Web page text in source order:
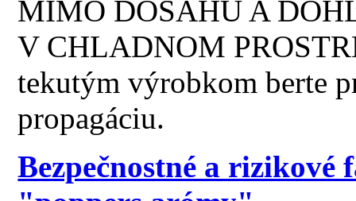
MIMO DOSAHU A
V CHLADNOM
tekutým výrobkom berte
propagáciu.
Bezpečnostné a